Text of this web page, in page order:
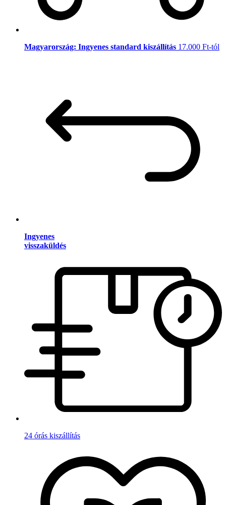
Magyarország: Ingyenes standard kiszállítás 17.000 Ft-tól
Ingyenes
visszaküldés
24 órás kiszállítás